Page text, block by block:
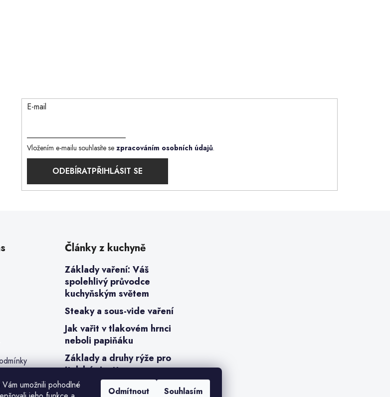
umožnili pohodlné
Odmítnout Souhlasím
E-mail
Vložením e-mailu souhlasíte se zpracováním osobních údajů.
PŘIHLÁSIT SE
Články z kuchyně
Základy vaření: Váš
spolehlivý průvodce
kuchyňským světem
Steaky a sous-vide vaření
Jak vařit v tlakovém hrnci
neboli papiňáku
Základy a druhy rýže pro
italské risotto